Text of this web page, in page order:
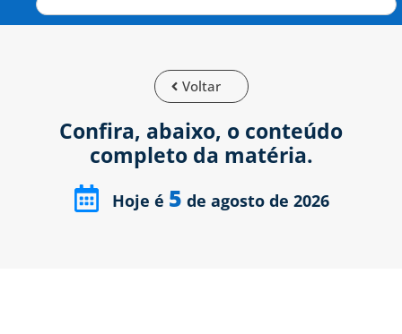
Voltar
Confira, abaixo, o conteúdo
completo da matéria.
Hoje é 5 de agosto de 2026